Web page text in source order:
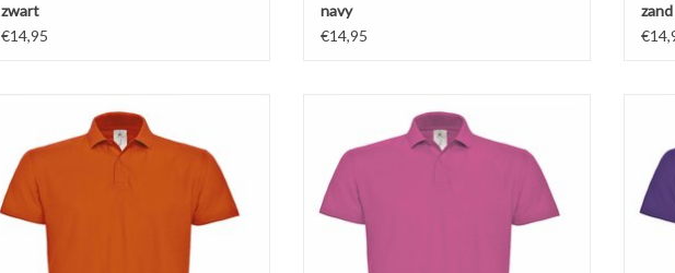
zwart
€14,95
navy
€14,95
zand
van B&C. Poloshirt verkrijgbaar in maar liefst
20 kleuren in de maten S t/m 4XL !
ringgesponnen katoen (180 gr. p/m)
Ton-sur-ton knoopsluiting.
TOEVOEGEN AAN WINKELWAGEN
van B&C. Poloshirt verkrijgbaar in maar liefst
20 kleuren in de maten S t/m 4XL !
ringgesponnen katoen (180 gr. p/m)
Ton-sur-ton knoopsluiting.
TOEVOEGEN AAN WINKELWAGEN
van